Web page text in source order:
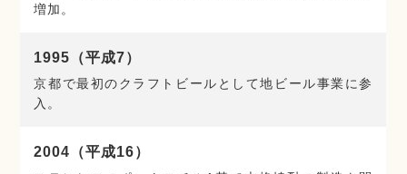
増加。
1995（平成7）
京都で最初のクラフトビールとして地ビール事業に参
入。
2004（平成16）